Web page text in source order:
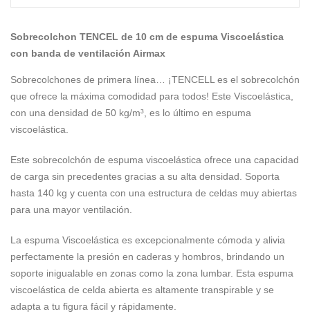
Sobrecolchon TENCEL de 10 cm de espuma Viscoelástica
con banda de ventilación Airmax
Sobrecolchones de primera línea… ¡TENCELL es el sobrecolchón
que ofrece la máxima comodidad para todos! Este Viscoelástica,
con una densidad de 50 kg/m³, es lo último en espuma
viscoelástica.
Este sobrecolchón de espuma viscoelástica ofrece una capacidad
de carga sin precedentes gracias a su alta densidad. Soporta
hasta 140 kg y cuenta con una estructura de celdas muy abiertas
para una mayor ventilación.
La espuma Viscoelástica es excepcionalmente cómoda y alivia
perfectamente la presión en caderas y hombros, brindando un
soporte inigualable en zonas como la zona lumbar. Esta espuma
viscoelástica de celda abierta es altamente transpirable y se
adapta a tu figura fácil y rápidamente.